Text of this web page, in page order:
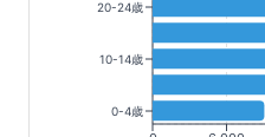
20-24歳
10-14歳
0-4歳